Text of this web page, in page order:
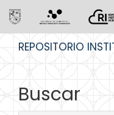
REPOSITORIO
Buscar